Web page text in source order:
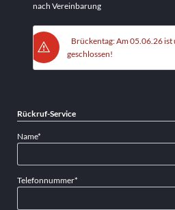
nach Vereinbarung
Brückentag: Am 05.06.26
geschlossen!
Rückruf-Service
Pflichtfeld
Name*
Pflichtfeld
Telefonnummer*